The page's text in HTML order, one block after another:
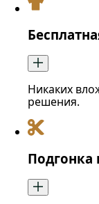
Никаких
решения.
Подгонка